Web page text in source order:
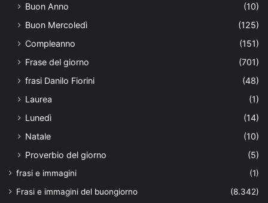
Buon Anno
(10)
Buon Mercoledì
(125)
Compleanno
(151)
Frase del giorno
(701)
frasi Danilo Fiorini
(48)
Laurea
(1)
Lunedì
(14)
Natale
(10)
Proverbio del giorno
(5)
frasi e immagini
(1)
Frasi e immagini del buongiorno
(8.342)